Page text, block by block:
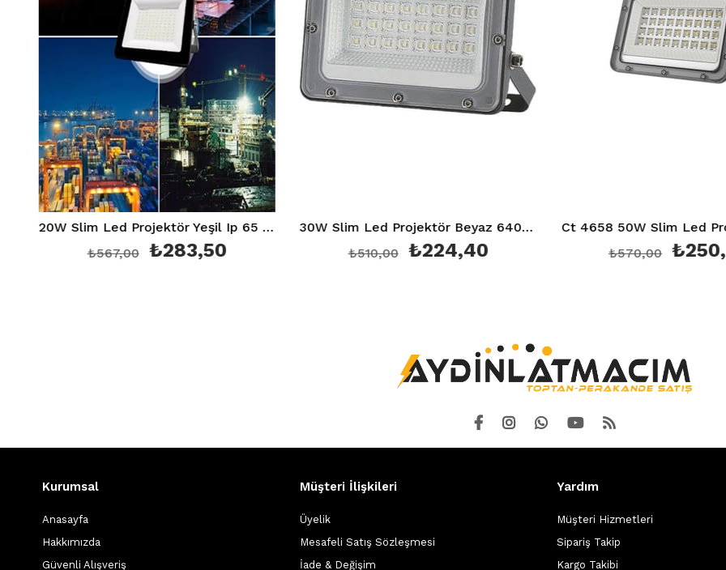
20W Slim Led Projektör Yeşil Ip 65 PARS 20
₺283,50
30W Slim Led Projektör Beyaz 6400K Ip6 65 Ct 4657
₺224,40
Ct 4658 50W Slim Led Projektör Beyaz 6400K Ip 65
₺250,80
Kurumsal
Anasayfa
Hakkımızda
Güvenli Alışveriş
Müşteri İlişkileri
Üyelik
Mesafeli Satış Sözleşmesi
İade & Değişim
Yardım
Müşteri Hizmetleri
Sipariş Takip
Kargo Takibi